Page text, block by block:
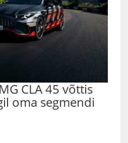
CLA 45 võttis
oma segmendi